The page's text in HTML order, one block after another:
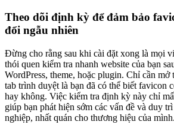
Theo dõi định kỳ để đảm bảo
đổi ngẫu nhiên
Đừng cho rằng sau khi cài đặt xong là mọi
thói quen kiểm tra nhanh website của bạn
WordPress, theme, hoặc plugin. Chỉ cần
tab trình duyệt là bạn đã có thể biết favicon
hay không. Việc kiểm tra định kỳ này chỉ
giúp bạn phát hiện sớm các vấn đề và duy
nghiệp, nhất quán cho thương hiệu của mình.